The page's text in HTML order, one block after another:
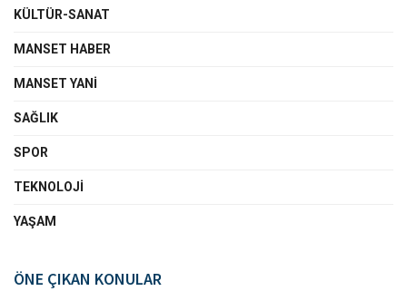
KÜLTÜR-SANAT
MANSET HABER
MANSET YANI
SAĞLIK
SPOR
TEKNOLOJI
YAŞAM
ÖNE ÇIKAN KONULAR